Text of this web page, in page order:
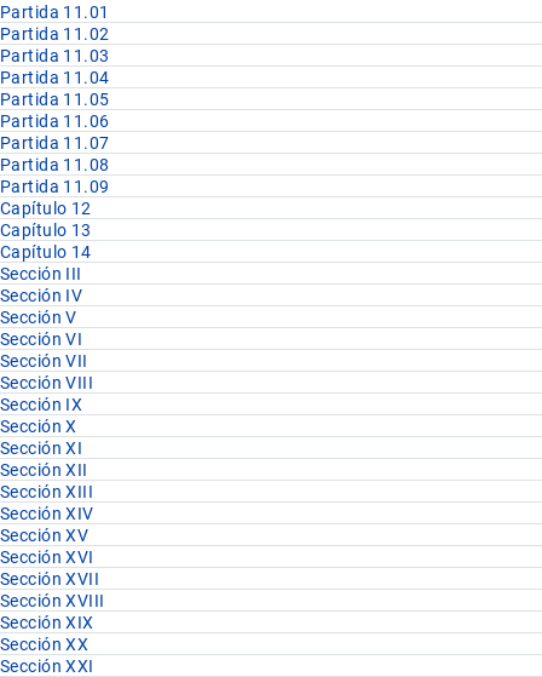
Partida 11.01
Partida 11.02
Partida 11.03
Partida 11.04
Partida 11.05
Partida 11.06
Partida 11.07
Partida 11.08
Partida 11.09
Capítulo 12
Capítulo 13
Capítulo 14
Sección III
Sección IV
Sección V
Sección VI
Sección VII
Sección VIII
Sección IX
Sección X
Sección XI
Sección XII
Sección XIII
Sección XIV
Sección XV
Sección XVI
Sección XVII
Sección XVIII
Sección XIX
Sección XX
Sección XXI